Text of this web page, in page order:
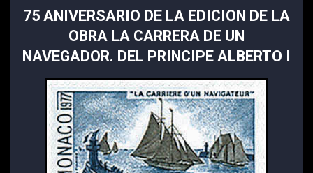
75 ANIVERSARIO DE LA EDICION DE LA
OBRA LA CARRERA DE UN
NAVEGADOR. DEL PRINCIPE ALBERTO I